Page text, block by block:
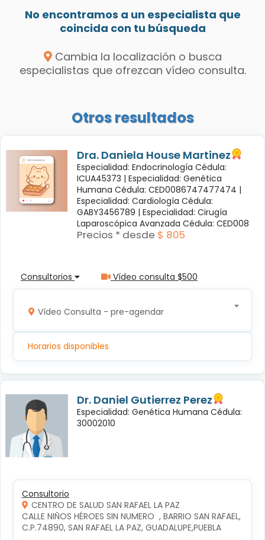
No encontramos a un especialista que
coincida con tu búsqueda
Cambia la localización o busca
especialistas que ofrezcan vídeo consulta.
Otros resultados
Dra. Daniela House Martinez
Especialidad: Endocrinología Cédula:
ICUA45373 | Especialidad: Genética
Humana Cédula: CED0086747477474 |
Especialidad: Cardiología Cédula:
GABY3456789 | Especialidad: Cirugía
Laparoscópica Avanzada Cédula: CED008
Precios * desde $ 805
Consultorios Vídeo consulta $500
Vídeo Consulta - pre-agendar
Horarios disponibles
Dr. Daniel Gutierrez Perez
Especialidad: Genética Humana Cédula:
30002010
Consultorio
CENTRO DE SALUD SAN RAFAEL LA PAZ
CALLE NIÑOS HÉROES SIN NUMERO  , BARRIO SAN RAFAEL,
C.P.74890, SAN RAFAEL LA PAZ, GUADALUPE,PUEBLA